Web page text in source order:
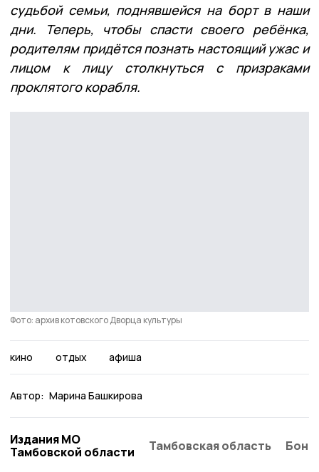
судьбой семьи, поднявшейся на борт в наши
дни. Теперь, чтобы спасти своего ребёнка,
родителям придётся познать настоящий ужас и
лицом к лицу столкнуться с призраками
проклятого корабля.
Фото: архив котовского Дворца культуры
кино отдых афиша
Автор: Марина Башкирова
Издания МО
Тамбовской области
Тамбовская область